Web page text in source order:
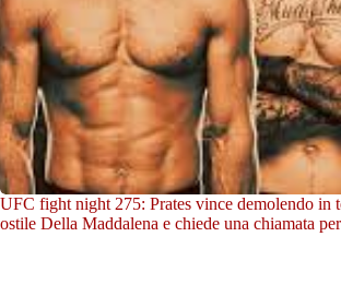
UFC fight night 275: Prates vince demolendo in
ostile Della Maddalena e chiede una chiamata